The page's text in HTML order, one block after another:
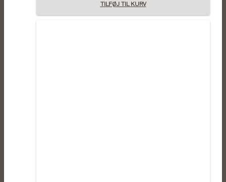
TILFØJ TIL KURV